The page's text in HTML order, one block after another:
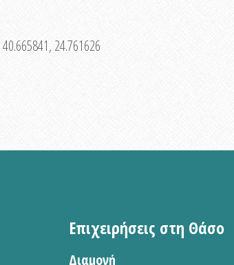
40.665841, 24.761626
Επιχειρήσεις στη Θάσο
Διαμονή